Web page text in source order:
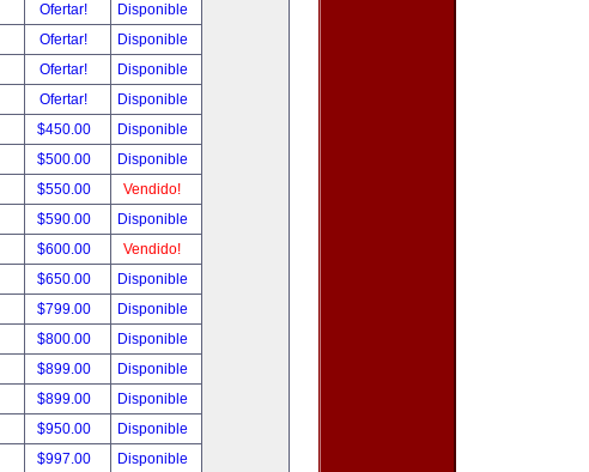
Ofertar!
Disponible
Ofertar!
Disponible
Ofertar!
Disponible
Ofertar!
Disponible
$450.00
Disponible
$500.00
Disponible
$550.00
Vendido!
$590.00
Disponible
$600.00
Vendido!
$650.00
Disponible
$799.00
Disponible
$800.00
Disponible
$899.00
Disponible
$899.00
Disponible
$950.00
Disponible
$997.00 Disponible